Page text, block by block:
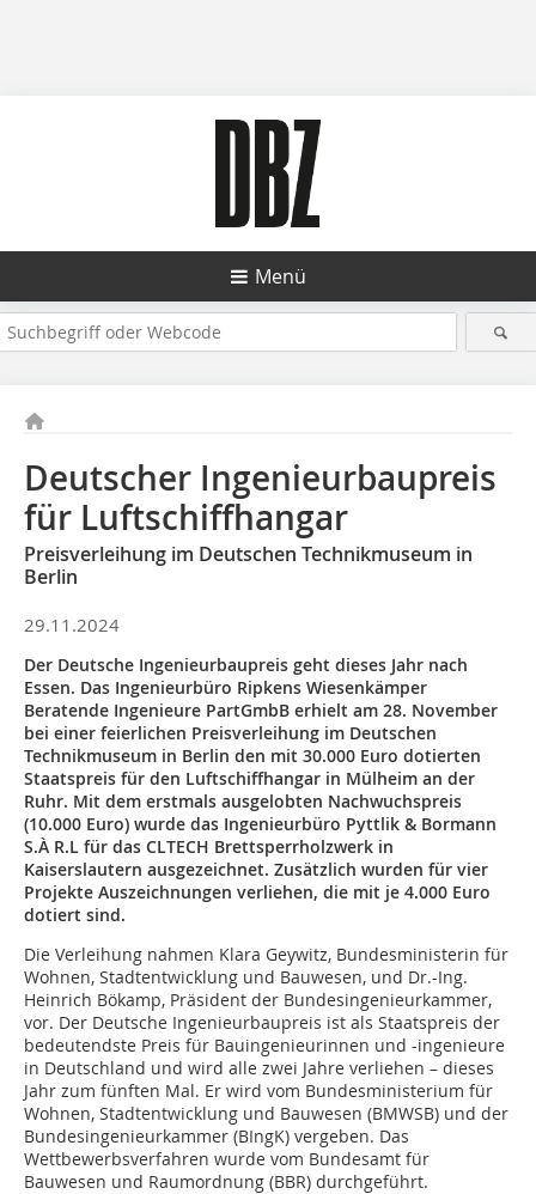
Menü
Deutscher Ingenieurbaupreis
für Luftschiffhangar
Preisverleihung im Deutschen Technikmuseum in
Berlin
29.11.2024
Der Deutsche Ingenieurbaupreis geht dieses Jahr nach
Essen. Das Ingenieurbüro Ripkens Wiesenkämper
Beratende Ingenieure PartGmbB erhielt am 28. November
bei einer feierlichen Preisverleihung im Deutschen
Technikmuseum in Berlin den mit 30.000 Euro dotierten
Staatspreis für den Luftschiffhangar in Mülheim an der
Ruhr. Mit dem erstmals ausgelobten Nachwuchspreis
(10.000 Euro) wurde das Ingenieurbüro Pyttlik & Bormann
S.À R.L für das CLTECH Brettsperrholzwerk in
Kaiserslautern ausgezeichnet. Zusätzlich wurden für vier
Projekte Auszeichnungen verliehen, die mit je 4.000 Euro
dotiert sind.
Die Verleihung nahmen Klara Geywitz, Bundesministerin für
Wohnen, Stadtentwicklung und Bauwesen, und Dr.-Ing.
Heinrich Bökamp, Präsident der Bundesingenieurkammer,
vor. Der Deutsche Ingenieurbaupreis ist als Staatspreis der
bedeutendste Preis für Bauingenieurinnen und -ingenieure
in Deutschland und wird alle zwei Jahre verliehen – dieses
Jahr zum fünften Mal. Er wird vom Bundesministerium für
Wohnen, Stadtentwicklung und Bauwesen (BMWSB) und der
Bundesingenieurkammer (BIngK) vergeben. Das
Wettbewerbsverfahren wurde vom Bundesamt für
Bauwesen und Raumordnung (BBR) durchgeführt.